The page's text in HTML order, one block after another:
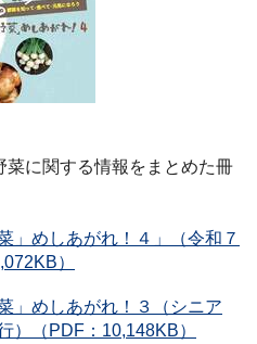
に関する情報をまとめた冊
」めしあがれ！４」（令和７
）
」めしあがれ！３（シニア
）（PDF：10,148KB）